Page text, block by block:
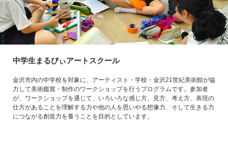
中学生まるびぃアートスクール
金沢市内の中学校を対象に、アーティスト・学校・金沢21世紀美術館が協
力して美術鑑賞・制作のワークショップを行うプログラムです。参加者
が、ワークショップを通じて、いろいろな感じ方、見方、考え方、表現の
仕方があることを理解する力や他の人を思いやる想像力、そして生きる力
につながる創造力を養うことを目的としています。